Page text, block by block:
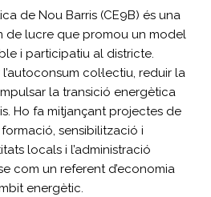
de Nou Barris (CE9B) és una
de lucre que promou un model
i participatiu al districte.
col·lectiu, reduir la
la transició energètica
Ho fa mitjançant projectes de
sensibilització i
locals i l’administració
com un referent d’economia
energètic.